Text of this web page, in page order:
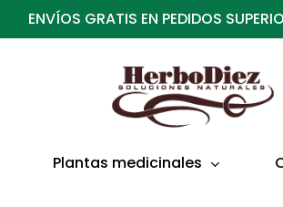
ENVÍOS GRATIS EN PEDIDOS
Plantas medicinales